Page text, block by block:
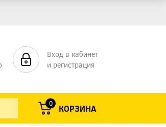
Вход в кабинет
и регистрация
0 КОРЗИНА